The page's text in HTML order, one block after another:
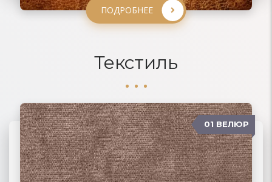
ПОДРОБНЕЕ
Текстиль
06 ЖАККАРД 01 ВЕЛЮР
02 РОГОЖКА
03 ФЛОК